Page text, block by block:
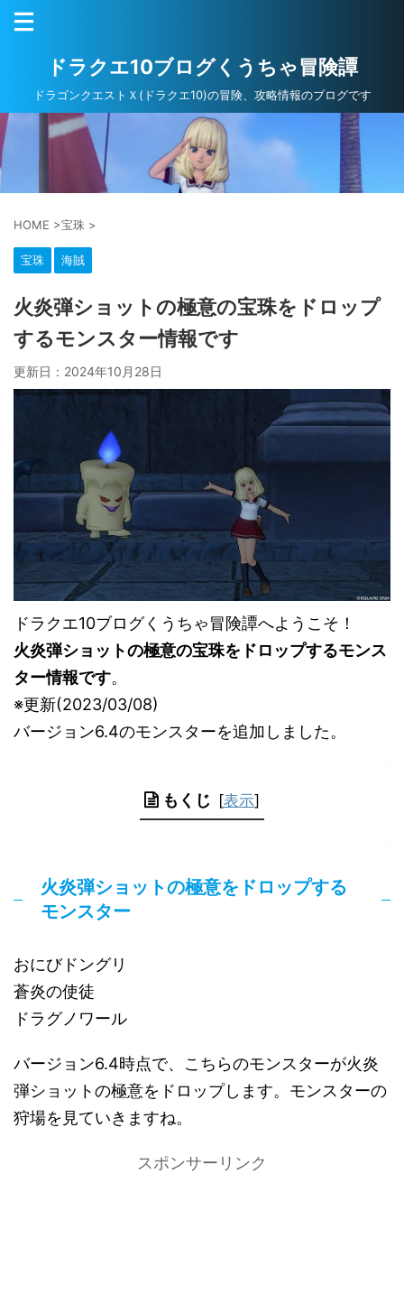
ドラクエ10ブログくうちゃ冒険譚
ドラゴンクエストＸ(ドラクエ10)の冒険、攻略情報のブログです
HOME >宝珠 >
宝珠 海賊
火炎弾ショットの極意の宝珠をドロップ
するモンスター情報です
更新日： 2024年10月28日
ドラクエ10ブログくうちゃ冒険譚へようこそ！
火炎弾ショットの極意の宝珠をドロップするモンス
ター情報です。
※更新(2023/03/08)
バージョン6.4のモンスターを追加しました。
もくじ [表示]
火炎弾ショットの極意をドロップする
モンスター
おにびドングリ
蒼炎の使徒
ドラグノワール
バージョン6.4時点で、こちらのモンスターが火炎
弾ショットの極意をドロップします。モンスターの
狩場を見ていきますね。
スポンサーリンク